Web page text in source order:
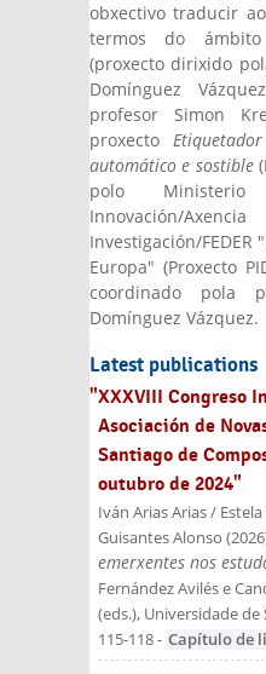
obxectivo traducir
termos do ámbito
(proxecto dirixido
Domínguez
profesor Simon
proxecto
automático e sostible
polo
Innovación/
Investigación/
Europa" (Proxecto
coordinado pola
Domínguez Vázquez.
Latest publications
"XXXVIII Congreso
Asociación de
Santiago de
outubro de 2024"
Iván Arias Arias /
Guisantes Alonso (2026
emerxentes nos
Fernández Avilés e
(eds.), Universidade
115-118- Capítulo de